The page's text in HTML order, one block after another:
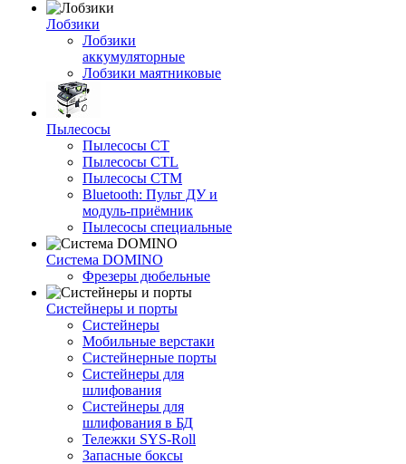
Лобзики
Лобзики
аккумуляторные
Лобзики маятниковые
Пылесосы
Пылесосы CT
Пылесосы CTL
Пылесосы CTM
Bluetooth: Пульт ДУ и
модуль-приёмник
Пылесосы специальные
Система DOMINO
Фрезеры дюбельные
Систейнеры и порты
Систейнеры
Мобильные верстаки
Систейнерные порты
Систейнеры для
шлифования
Систейнеры для
шлифования в БД
Тележки SYS-Roll
Запасные боксы